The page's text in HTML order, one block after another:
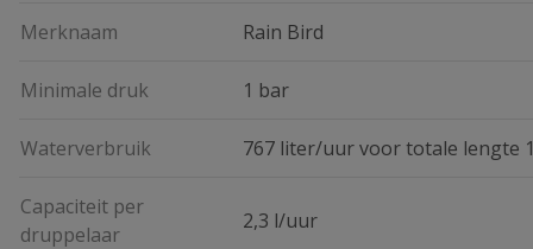
Merknaam Rain Bird
Minimale druk 1 bar
Waterverbruik 767 liter/uur voor totale lengte
Capaciteit per
druppelaar
2,3 l/uur